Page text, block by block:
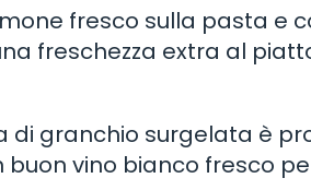
fresco sulla pasta e
freschezza extra al
di granchio surgelata è
vino bianco fresco